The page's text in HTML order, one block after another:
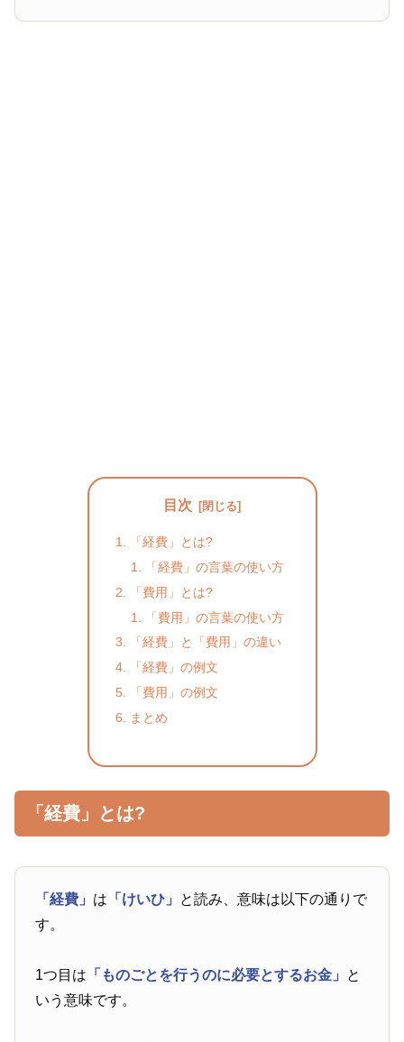
目次
「経費」とは?
「経費」の言葉の使い方
「費用」とは?
「費用」の言葉の使い方
「経費」と「費用」の違い
「経費」の例文
「費用」の例文
まとめ
「経費」とは?
「経費」 は 「けいひ」 と読み、意味は以下の通りで
す。
1つ目は 「ものごとを行うのに必要とするお金」 と
いう意味です。